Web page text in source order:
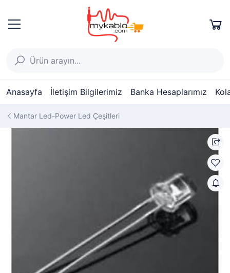
Anasayfa İletişim Bilgilerimiz Banka Hesaplarımız
Mantar Led-Power Led Çeşitleri